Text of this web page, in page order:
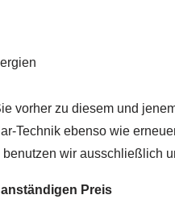
vorher zu diesem und
Technik ebenso wie
wir ausschließlich
Preis